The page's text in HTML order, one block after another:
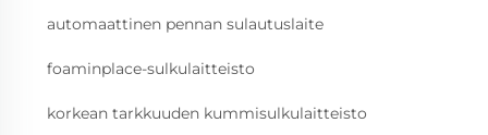
automaattinen pennan sulautuslaite
foaminplace-sulkulaitteisto
korkean tarkkuuden kummisulkulaitteisto